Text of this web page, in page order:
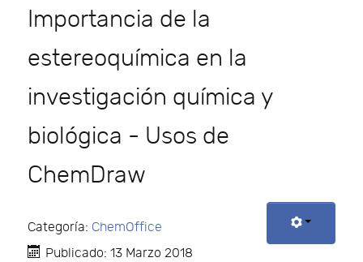
Importancia de la
estereoquímica en la
investigación química y
biológica - Usos de
ChemDraw
Categoría: ChemOffice
Publicado: 13 Marzo 2018